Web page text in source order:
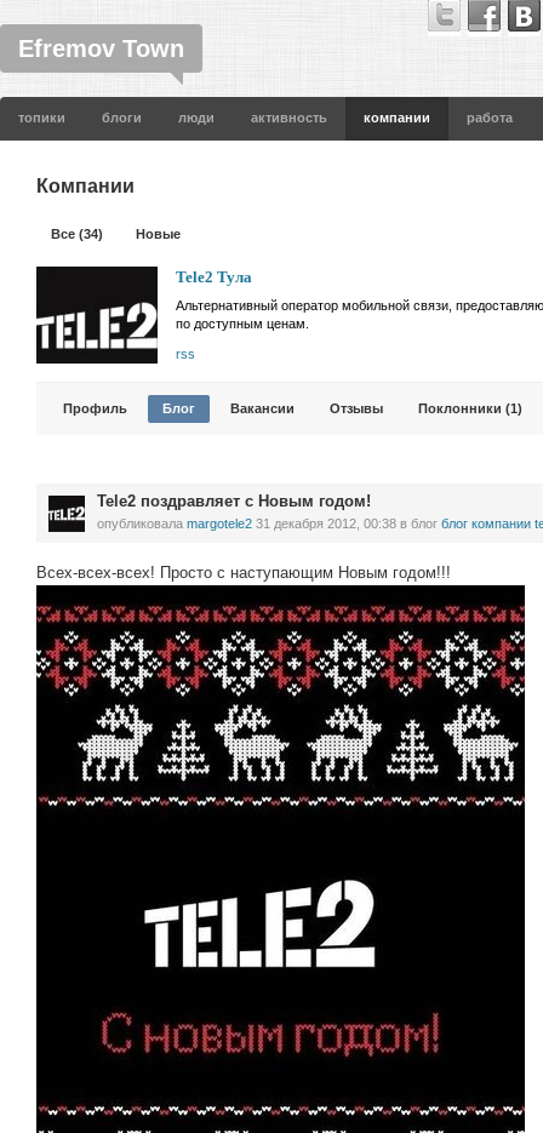
Efremov Town
топики блоги люди активность компании работа
Компании
Все (34) Новые
Tele2 Тула
Альтернативный оператор мобильной связи,
по доступным ценам.
rss
Профиль Блог Вакансии Отзывы Поклонники (1)
Tele2 поздравляет с Новым годом!
опубликовала margotele2 31 декабря 2012, 00:38 в блог блог компании
Всех-всех-всех! Просто с наступающим Новым годом!!!